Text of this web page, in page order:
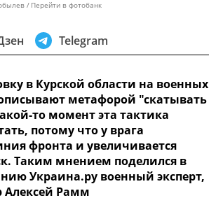
Перейти в фотобанк
Telegram
в Курской области на военных
метафорой "скатывать
то момент эта тактика
потому что у врага
фронта и увеличивается
Таким мнением поделился в
Украина.ру военный эксперт,
Алексей Рамм